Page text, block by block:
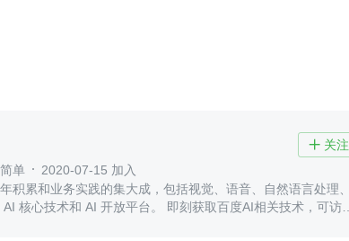
 关注
单
2020-07-15 加入
积累和业务实践的集大成，包括视觉、语音、自然语言处理、
核心技术和 AI 开放平台。 即刻获取百度AI相关技术，可访问